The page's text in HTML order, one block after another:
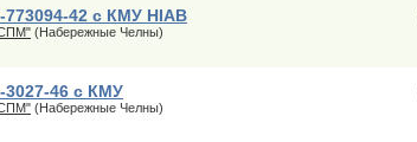
42 с КМУ HIAB
(Набережные Челны)
46 c КМУ
(Набережные Челны)